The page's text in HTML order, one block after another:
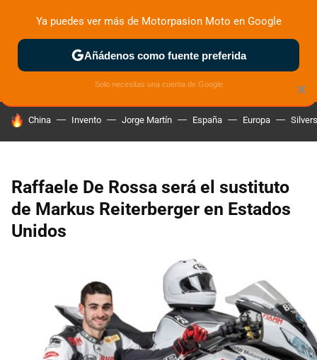
ZONA DE PRUEBAS DEPORTIVAS MOTOS ELÉCTRICAS
HOY SE HABLA DE
China Invento Jorge Martín España Europa
Raffaele De Rossa será el sustituto
de Markus Reiterberger en Estados
Unidos
×
Ya puedes ver más de Motorpasion Moto en Google
Añádenos como fuente preferida
Solo necesitas una cuenta de Google